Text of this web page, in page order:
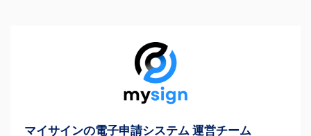
マイサインの電子申請システム 運営チーム